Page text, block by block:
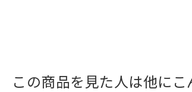
この商品を見た人は他にこ